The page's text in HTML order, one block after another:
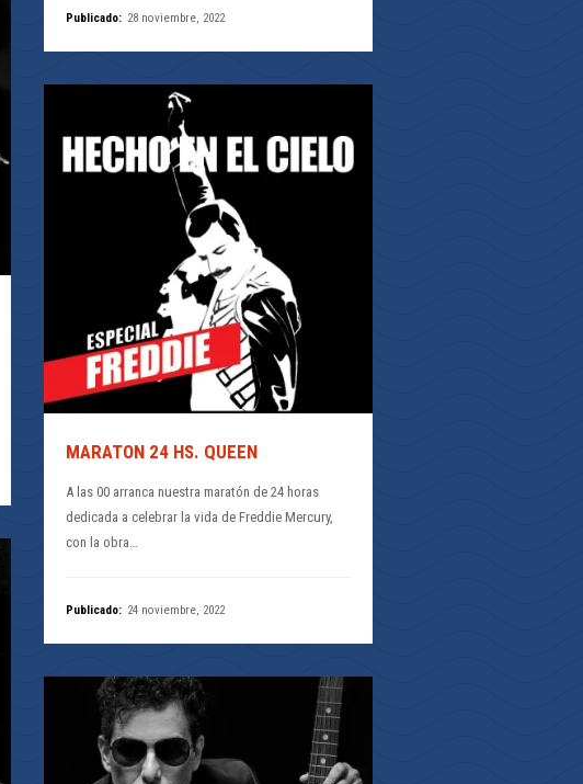
Publicado: 28 noviembre, 2022
MARATON 24 HS. QUEEN
A las 00 arranca nuestra maratón de 24 horas
dedicada a celebrar la vida de Freddie Mercury,
con la obra…
Publicado: 24 noviembre, 2022